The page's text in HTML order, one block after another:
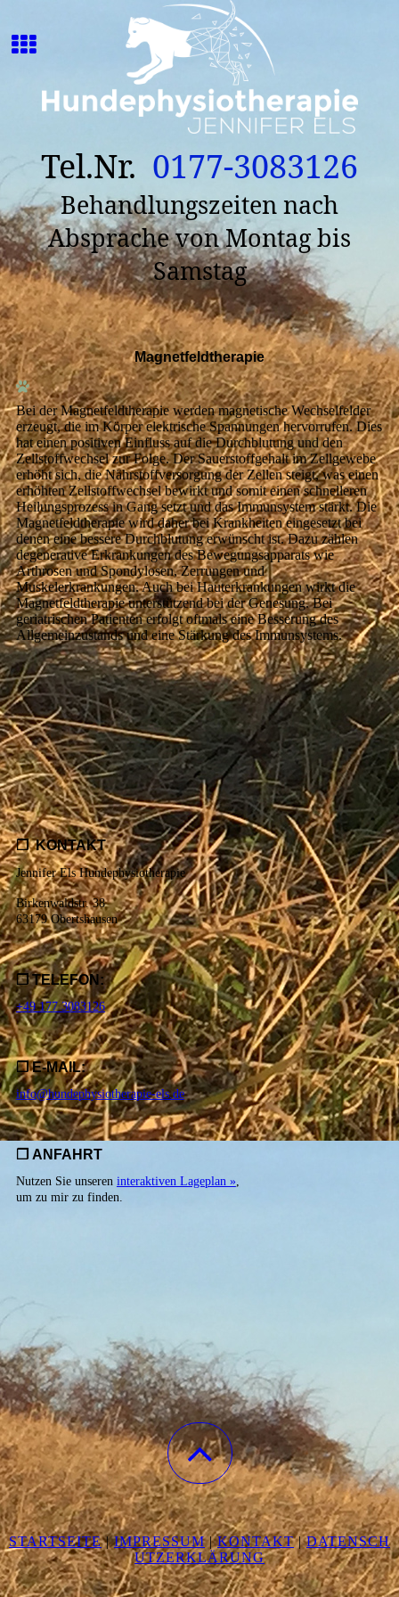
Tel.Nr. 0177-3083126
Behandlungszeiten nach
Absprache von Montag bis
Samstag
Magnetfeldtherapie
Bei der Magnetfeldtherapie werden magnetische Wechselfelder
erzeugt, die im Körper elektrische Spannungen hervorrufen. Dies
hat einen positiven Einfluss auf die Durchblutung und den
Zellstoffwechsel zur Folge. Der Sauerstoffgehalt im Zellgewebe
erhöht sich, die Nährstoffversorgung der Zellen steigt, was einen
erhöhten Zellstoffwechsel bewirkt und somit einen schnelleren
Heilungsprozess in Gang setzt und das Immunsystem stärkt. Die
Magnetfeldtherapie wird daher bei Krankheiten eingesetzt bei
denen eine bessere Durchblutung erwünscht ist. Dazu zählen
degenerative Erkrankungen des Bewegungsapparats wie
Arthrosen und Spondylosen, Zerrungen und
Muskelerkrankungen. Auch bei Hauterkrankungen wirkt die
Magnetfeldtherapie unterstützend bei der Genesung. Bei
geriatrischen Patienten erfolgt oftmals eine Besserung des
Allgemeinzustands und eine Stärkung des Immunsystems.
❐ KONTAKT
Jennifer Els Hundephysiotherapie
Birkenwaldstr. 38
63179 Obertshausen
❐ TELEFON:
+49 177 3083126
❐ E-MAIL:
info@hundephysiotherapie-els.de
❐ ANFAHRT
Nutzen Sie unseren interaktiven La­ge­plan »,
um zu mir zu finden.
STARTSEITE|IMPRESSUM|KONTAKT|DATENSCH
UTZERKLÄRUNG